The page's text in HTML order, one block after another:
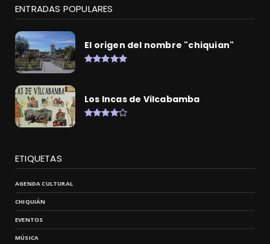
ENTRADAS POPULARES
El origen del nombre "chiquian"
Los Incas de Vilcabamba
ETIQUETAS
AGENDA CULTURAL
CHIQUIÁN
EVENTOS
MÚSICA